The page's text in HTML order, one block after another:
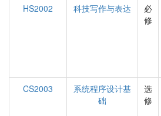
HS2002
科技写作与表达
必
修
CS2003
系统程序设计基
础
选
修